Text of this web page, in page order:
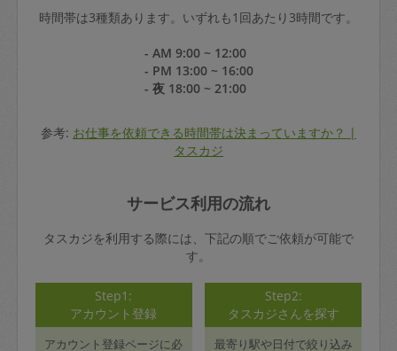
時間帯は3種類あります。いずれも1回あたり3時間です。
- AM 9:00 ~ 12:00
- PM 13:00 ~ 16:00
- 夜 18:00 ~ 21:00
参考: お仕事を依頼できる時間帯は決まっていますか？ |
タスカジ
サービス利用の流れ
タスカジを利用する際には、下記の順でご依頼が可能で
す。
Step1:
アカウント登録
アカウント登録ページに必
Step2:
タスカジさんを探す
最寄り駅や日付で絞り込み